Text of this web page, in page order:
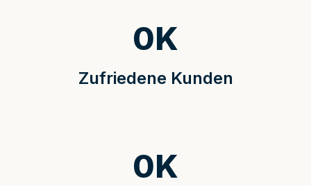
Zufriedene Kunden
0K
0K